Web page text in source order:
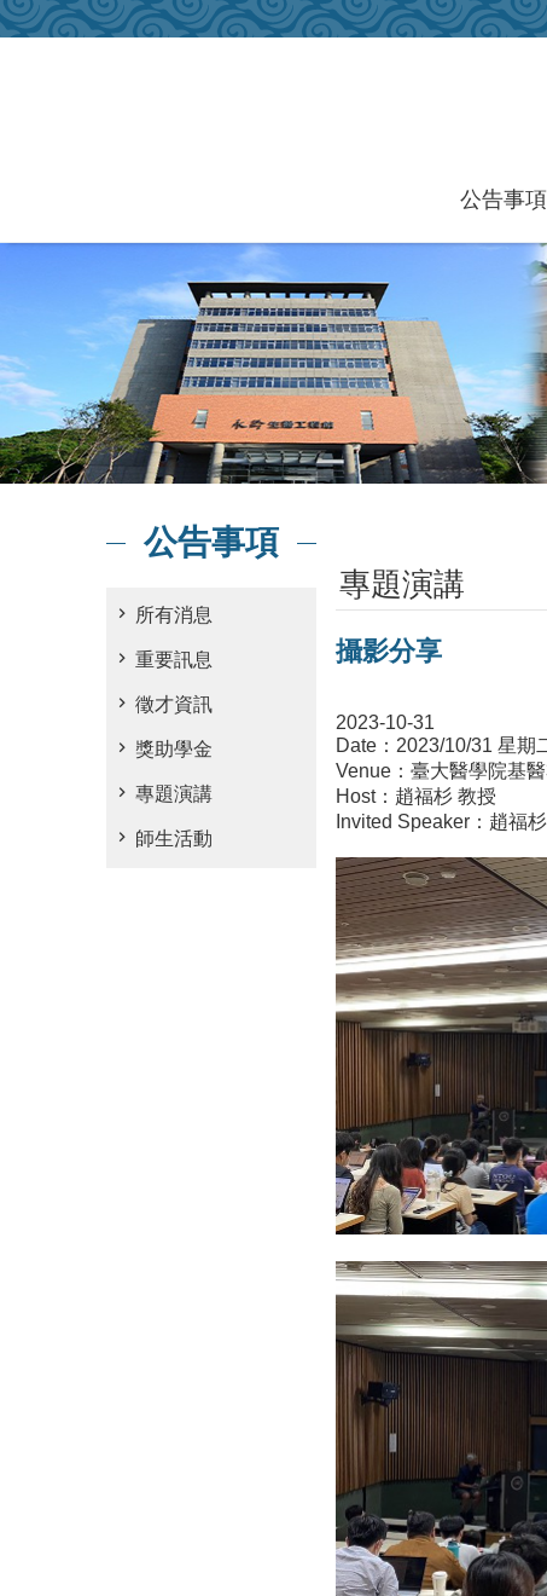
跳到主要內容區塊
公告事項
公告事項
所有消息
重要訊息
徵才資訊
獎助學金
專題演講
師生活動
專題演講
攝影分享
2023-10-31
Date：2023/10/31 星期
Venue：臺大醫學院基
Host：趙福杉 教授
Invited Speaker：趙福